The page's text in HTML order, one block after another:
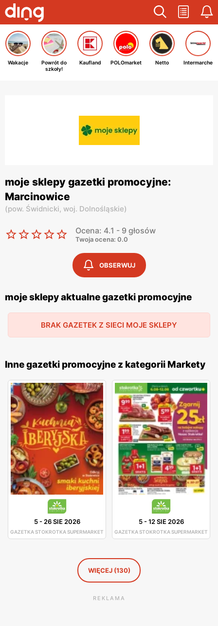
Wakacje
Powrót do
szkoły!
Kaufland POLOmarket Netto Intermarche
moje sklepy gazetki promocyjne:
Marcinowice
(pow. Świdnicki, woj. Dolnośląskie)
Ocena: 4.1 - 9 głosów
Twoja ocena: 0.0
OBSERWUJ
moje sklepy aktualne gazetki promocyjne
BRAK GAZETEK Z SIECI MOJE SKLEPY
Inne gazetki promocyjne z kategorii Markety
5-26 SIE 2026
GAZETKA STOKROTKA SUPERMARKET
5-12 SIE 2026
GAZETKA STOKROTKA SUPERMARKET
WIĘCEJ (130)
REKLAMA